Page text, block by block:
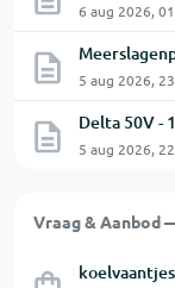
6 aug 2026,
5 aug 2026,
Delta 50V -
5 aug 2026,
Vraag &